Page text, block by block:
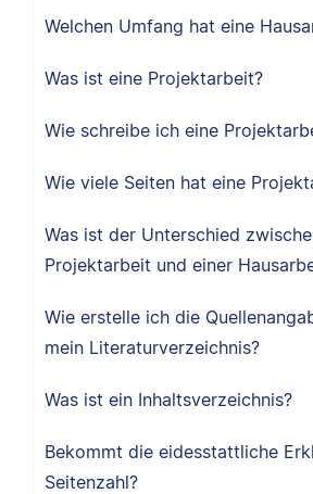
Welchen Umfang hat eine
Was ist eine Projektarbeit?
Wie schreibe ich eine
Wie viele Seiten hat eine
Was ist der Unterschied
Projektarbeit und einer
Wie erstelle ich die
mein Literaturverzeichnis?
Was ist ein Inhaltsverzeichnis?
Bekommt die eidesstattliche
Seitenzahl?